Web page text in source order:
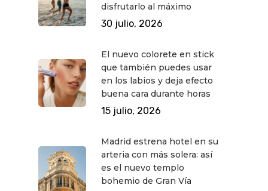
disfrutarlo al máximo
30 julio, 2026
El nuevo colorete en stick
que también puedes usar
en los labios y deja efecto
buena cara durante horas
15 julio, 2026
Madrid estrena hotel en su
arteria con más solera: así
es el nuevo templo
bohemio de Gran Vía